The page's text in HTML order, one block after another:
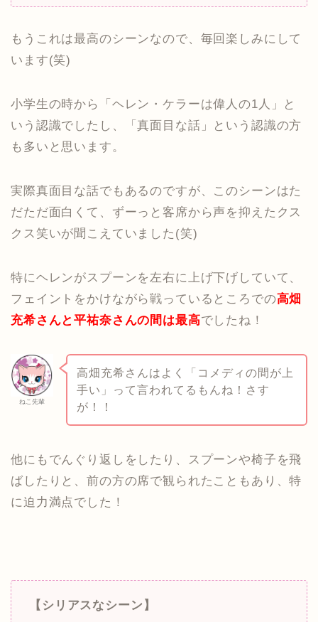
もうこれは最高のシーンなので、毎回楽しみにして
います(笑)
小学生の時から「ヘレン・ケラーは偉人の1人」と
いう認識でしたし、「真面目な話」という認識の方
も多いと思います。
実際真面目な話でもあるのですが、このシーンはた
だただ面白くて、ずーっと客席から声を抑えたクス
クス笑いが聞こえていました(笑)
特にヘレンがスプーンを左右に上げ下げしていて、
フェイントをかけながら戦っているところでの高畑
充希さんと平祐奈さんの間は最高でしたね！
ねこ先輩
高畑充希さんはよく「コメディの間が上
手い」って言われてるもんね！さす
が！！
他にもでんぐり返しをしたり、スプーンや椅子を飛
ばしたりと、前の方の席で観られたこともあり、特
に迫力満点でした！
【シリアスなシーン】